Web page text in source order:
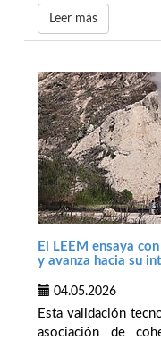
Leer más
El LEEM ensaya
y avanza hacia su
04.05.2026
Esta validación
asociación de